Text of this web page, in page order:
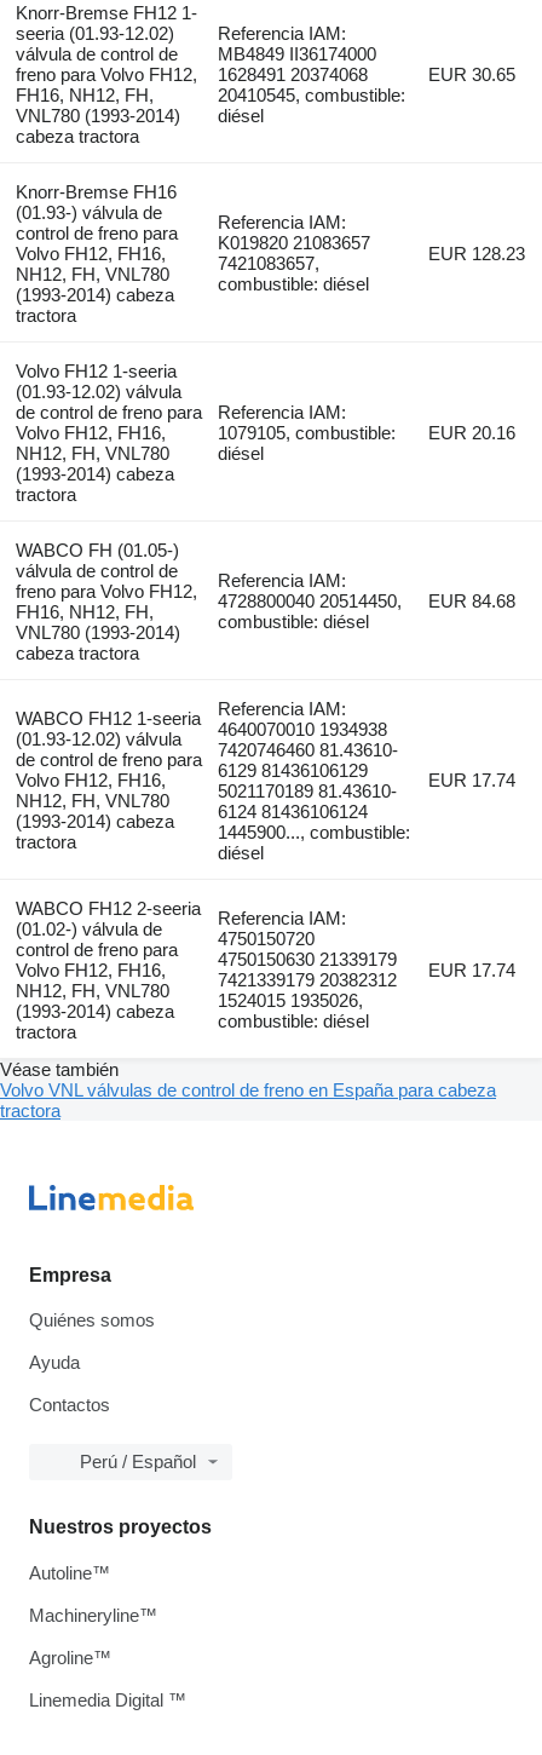
Knorr-Bremse FH12 1-
seeria (01.93-12.02)
válvula de control de
freno para Volvo FH12,
FH16, NH12, FH,
VNL780 (1993-2014)
cabeza tractora
Referencia IAM:
MB4849 II36174000
1628491 20374068
20410545, combustible:
diésel
EUR 30.65
Knorr-Bremse FH16
(01.93-) válvula de
control de freno para
Volvo FH12, FH16,
NH12, FH, VNL780
(1993-2014) cabeza
tractora
Referencia IAM:
K019820 21083657
7421083657,
combustible: diésel
EUR 128.23
Volvo FH12 1-seeria
(01.93-12.02) válvula
de control de freno para
Volvo FH12, FH16,
NH12, FH, VNL780
(1993-2014) cabeza
tractora
Referencia IAM:
1079105, combustible:
diésel
EUR 20.16
WABCO FH (01.05-)
válvula de control de
freno para Volvo FH12,
FH16, NH12, FH,
VNL780 (1993-2014)
cabeza tractora
Referencia IAM:
4728800040 20514450,
combustible: diésel
EUR 84.68
WABCO FH12 1-seeria
(01.93-12.02) válvula
de control de freno para
Volvo FH12, FH16,
NH12, FH, VNL780
(1993-2014) cabeza
tractora
Referencia IAM:
4640070010 1934938
7420746460 81.43610-
6129 81436106129
5021170189 81.43610-
6124 81436106124
1445900..., combustible:
diésel
EUR 17.74
WABCO FH12 2-seeria
(01.02-) válvula de
control de freno para
Volvo FH12, FH16,
NH12, FH, VNL780
(1993-2014) cabeza
tractora
Referencia IAM:
4750150720
4750150630 21339179
7421339179 20382312
1524015 1935026,
combustible: diésel
EUR 17.74
Véase también
Volvo VNL válvulas de control de freno en España para cabeza
tractora
Empresa
Quiénes somos
Ayuda
Contactos
Perú / Español
Nuestros proyectos
Autoline™
Machineryline™
Agroline™
Linemedia Digital ™